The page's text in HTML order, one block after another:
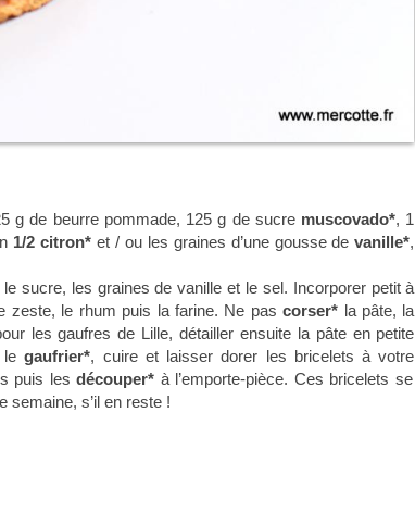
g de beurre pommade, 125 g de sucre muscovado*, 1
1/2 citron* et / ou les graines d’une gousse devanille*,
sucre, les graines de vanille et le sel. Incorporer petit à
zeste, le rhum puis la farine. Ne pascorser* la pâte, la
les gaufres de Lille, détailler ensuite la pâte en petite
legaufrier*, cuire et laisser dorer les bricelets à votre
puis lesdécouper* à l’emporte-pièce. Ces bricelets se
semaine, s’il en reste !